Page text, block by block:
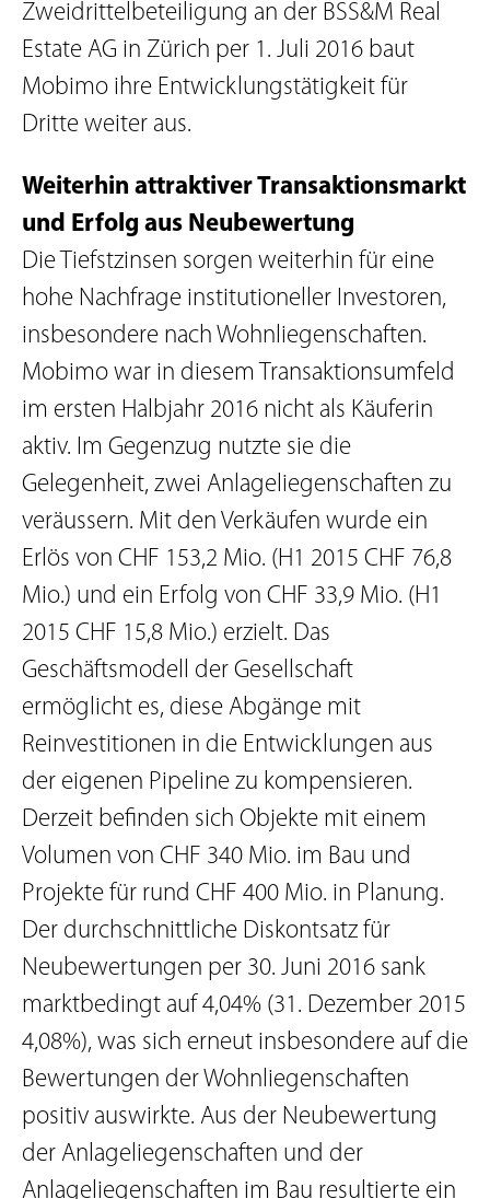
Zweidrittelbeteiligung an der BSS&M Real
Estate AG in Zürich per 1. Juli 2016 baut
Mobimo ihre Entwicklungstätigkeit für
Dritte weiter aus.
Weiterhin attraktiver Transaktionsmarkt
und Erfolg aus Neubewertung
Die Tiefstzinsen sorgen weiterhin für eine
hohe Nachfrage institutioneller Investoren,
insbesondere nach Wohnliegenschaften.
Mobimo war in diesem Transaktionsumfeld
im ersten Halbjahr 2016 nicht als Käuferin
aktiv. Im Gegenzug nutzte sie die
Gelegenheit, zwei Anlageliegenschaften zu
veräussern. Mit den Verkäufen wurde ein
Erlös von CHF 153,2 Mio. (H1 2015 CHF 76,8
Mio.) und ein Erfolg von CHF 33,9 Mio. (H1
2015 CHF 15,8 Mio.) erzielt. Das
Geschäftsmodell der Gesellschaft
ermöglicht es, diese Abgänge mit
Reinvestitionen in die Entwicklungen aus
der eigenen Pipeline zu kompensieren.
Derzeit befinden sich Objekte mit einem
Volumen von CHF 340 Mio. im Bau und
Projekte für rund CHF 400 Mio. in Planung.
Der durchschnittliche Diskontsatz für
Neubewertungen per 30. Juni 2016 sank
marktbedingt auf 4,04% (31. Dezember 2015
4,08%), was sich erneut insbesondere auf die
Bewertungen der Wohnliegenschaften
positiv auswirkte. Aus der Neubewertung
der Anlageliegenschaften und der
Anlageliegenschaften im Bau resultierte ein